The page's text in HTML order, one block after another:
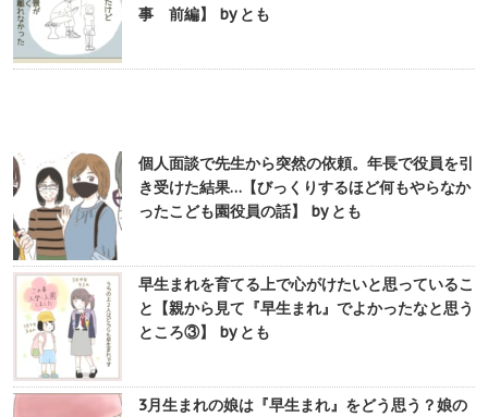
事 前編】 by とも
個人面談で先生から突然の依頼。年長で役員を引
き受けた結果…【びっくりするほど何もやらなか
ったこども園役員の話】 by とも
早生まれを育てる上で心がけたいと思っているこ
と【親から見て『早生まれ』でよかったなと思う
ところ③】 by とも
3月生まれの娘は『早生まれ』をどう思う？娘の